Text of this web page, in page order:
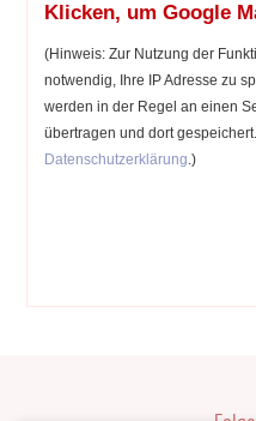
Klicken, um Google
(Hinweis: Zur Nutzung der
notwendig, Ihre IP Adresse zu
werden in der Regel an einen
übertragen und dort
Datenschutzerklärung .)